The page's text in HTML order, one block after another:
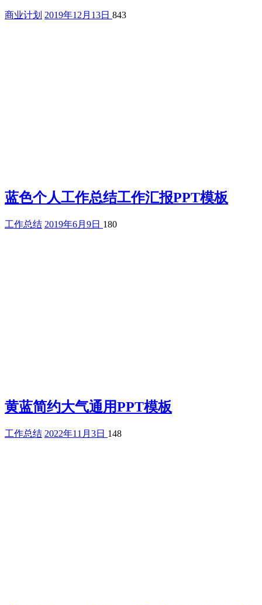
商业计划 2019年12月13日 843
蓝色个人工作总结工作汇报PPT模板
工作总结 2019年6月9日 180
黄蓝简约大气通用PPT模板
工作总结 2022年11月3日 148